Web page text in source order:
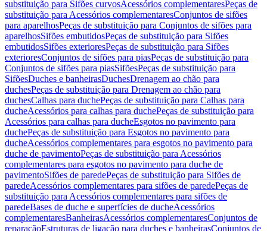
substituição para Sifões curvosAcessórios complementaresPeças de
substituição para Acessórios complementaresConjuntos de sifões
para aparelhosPeças de substituição para Conjuntos de sifões para
aparelhosSifões embutidosPeças de substituição para Sifões
embutidosSifões exterioresPeças de substituição para Sifões
exterioresConjuntos de sifões para piasPeças de substituição para
Conjuntos de sifões para piasSifõesPeças de substituição para
SifõesDuches e banheirasDuchesDrenagem ao chão para
duchesPeças de substituição para Drenagem ao chão para
duchesCalhas para duchePeças de substituição para Calhas para
ducheAcessórios para calhas para duchePeças de substituição para
Acessórios para calhas para ducheEsgotos no pavimento para
duchePeças de substituição para Esgotos no pavimento para
ducheAcessórios complementares para esgotos no pavimento para
duche de pavimentoPeças de substituição para Acessórios
complementares para esgotos no pavimento para duche de
pavimentoSifões de paredePeças de substituição para Sifões de
paredeAcessórios complementares para sifões de paredePeças de
substituição para Acessórios complementares para sifões de
paredeBases de duche e superfícies de ducheAcessórios
complementaresBanheirasAcessórios complementaresConjuntos de
reparaçãoEstruturas de ligação para duches e banheirasConjuntos de